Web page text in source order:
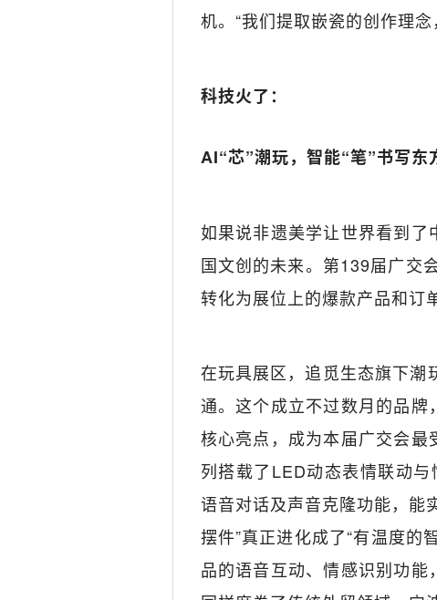
机。“我们提取嵌瓷的创作理
科技火了：
AI“芯”潮玩，智能“笔”书写东
如果说非遗美学让世界看到
国文创的未来。第139届广交
转化为展位上的爆款产品和订
在玩具展区，追觅生态旗下潮
通。这个成立不过数月的品牌
核心亮点，成为本届广交会
列搭载了LED动态表情联动
语音对话及声音克隆功能，
摆件”真正进化成了“有温度的
品的语音互动、情感识别功